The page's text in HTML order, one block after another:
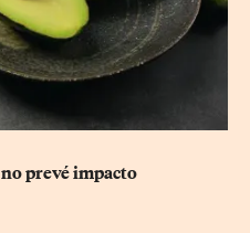
no prevé impacto